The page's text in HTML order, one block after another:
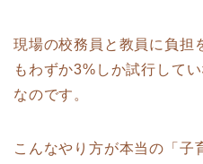
現場の校務員と教員に負担
もわずか3%しか試行して
なのです。
こんなやり方が本当の「子